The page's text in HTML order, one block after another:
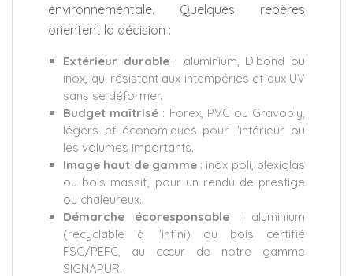
environnementale. Quelques repères
orientent la décision :
Extérieur durable: aluminium, Dibond ou
inox, qui résistent aux intempéries et aux UV
sans se déformer.
Budget maîtrisé : Forex, PVC ou Gravoply,
légers et économiques pour l'intérieur ou
les volumes importants.
Image haut de gamme: inox poli, plexiglas
ou bois massif, pour un rendu de prestige
ou chaleureux.
Démarche écoresponsable: aluminium
(recyclable à l'infini) ou bois certifié
FSC/PEFC, au cœur de notre gamme
SIGNAPUR.